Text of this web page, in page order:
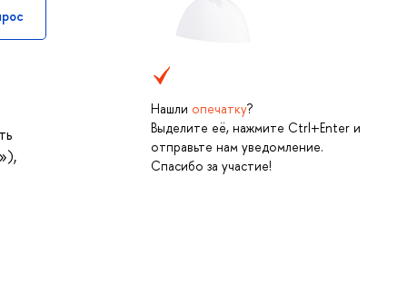
Нашли опечатку?
Выделите её, нажмите Ctrl+Enter и
отправьте нам уведомление.
Спасибо за участие!